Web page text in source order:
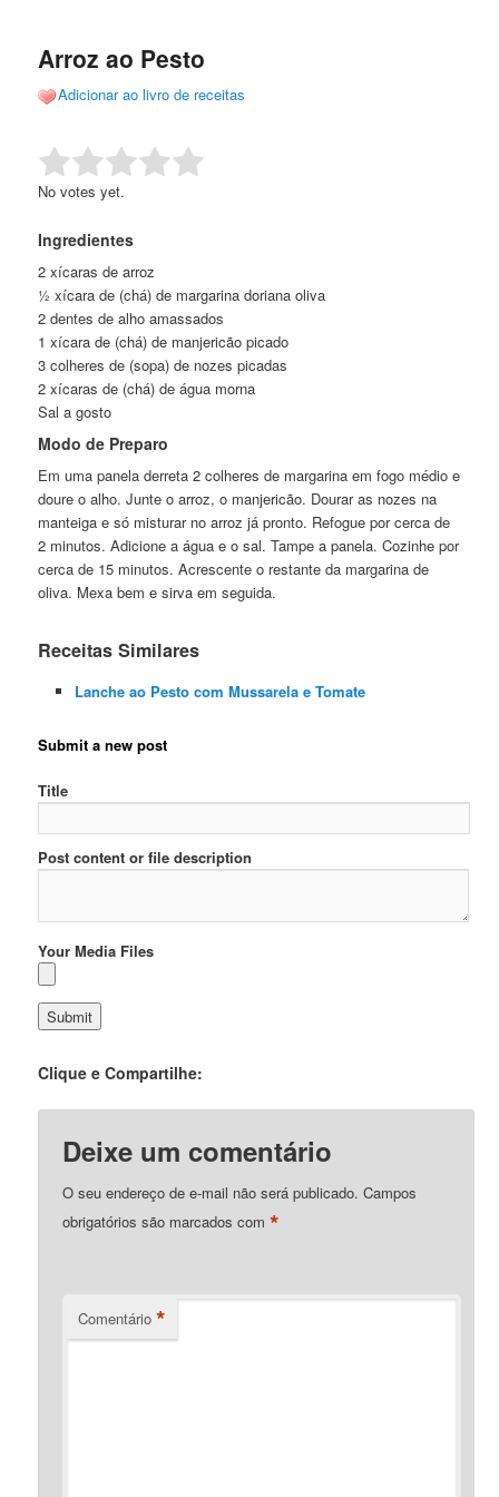
conteúdo
conteúdo
Arroz ao Pesto
Adicionar ao livro de receitas
Rate this item: Submit Rating
No votes yet.
Ingredientes
2 xícaras de arroz
½ xícara de (chá) de margarina doriana oliva
2 dentes de alho amassados
1 xícara de (chá) de manjericão picado
3 colheres de (sopa) de nozes picadas
2 xícaras de (chá) de água morna
Sal a gosto
Modo de Preparo
Em uma panela derreta 2 colheres de margarina em fogo médio e
doure o alho. Junte o arroz, o manjericão. Dourar as nozes na
manteiga e só misturar no arroz já pronto. Refogue por cerca de
2 minutos. Adicione a água e o sal. Tampe a panela. Cozinhe por
cerca de 15 minutos. Acrescente o restante da margarina de
oliva. Mexa bem e sirva em seguida.
Receitas Similares
Lanche ao Pesto com Mussarela e Tomate
Submit a new post
Title
Post content or file description
Your Media Files
Clique e Compartilhe:
Deixe um comentário
O seu endereço de e-mail não será publicado. Campos
obrigatórios são marcados com*
Comentário *